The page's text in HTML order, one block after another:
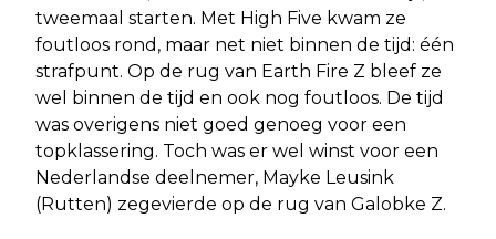
tweemaal starten. Met High Five kwam ze
foutloos rond, maar net niet binnen de tijd: één
strafpunt. Op de rug van Earth Fire Z bleef ze
wel binnen de tijd en ook nog foutloos. De tijd
was overigens niet goed genoeg voor een
topklassering. Toch was er wel winst voor een
Nederlandse deelnemer, Mayke Leusink
(Rutten) zegevierde op de rug van Galobke Z.